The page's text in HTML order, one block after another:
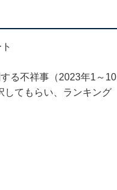
る不祥事（2023年1～10
してもらい、ランキング